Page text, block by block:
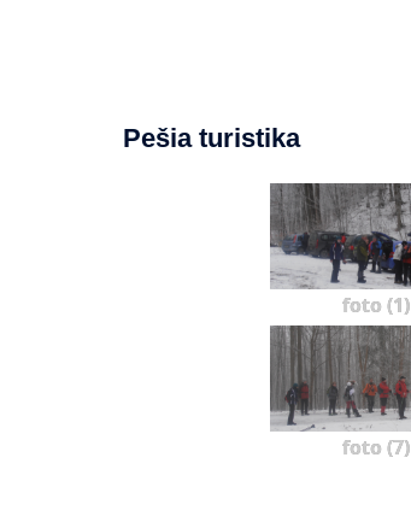
Pešia turistika
foto (1)
foto (7)